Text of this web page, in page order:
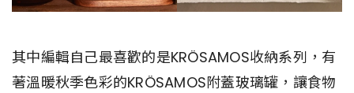
其中編輯自己最喜歡的是KRÖSAMOS收納系列，有
著溫暖秋季色彩的KRÖSAMOS附蓋玻璃罐，讓食物